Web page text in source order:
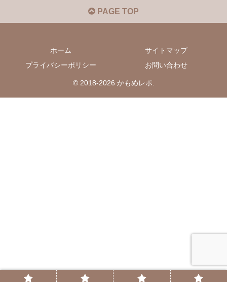
PAGE TOP
ホーム
サイトマップ
プライバシーポリシー
お問い合わせ
© 2018-2026 かもめレポ.